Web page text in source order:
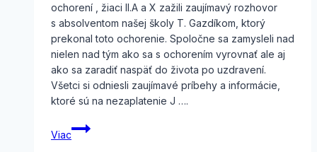
ochorení , žiaci II.A a X zažili zaujímavý rozhovor
s absolventom našej školy T. Gazdíkom, ktorý
prekonal toto ochorenie. Spoločne sa zamysleli nad
nielen nad tým ako sa s ochorením vyrovnať ale aj
ako sa zaradiť naspäť do života po uzdravení.
Všetci si odniesli zaujímavé príbehy a informácie,
ktoré sú na nezaplatenie J ….
Viac
Čo
si